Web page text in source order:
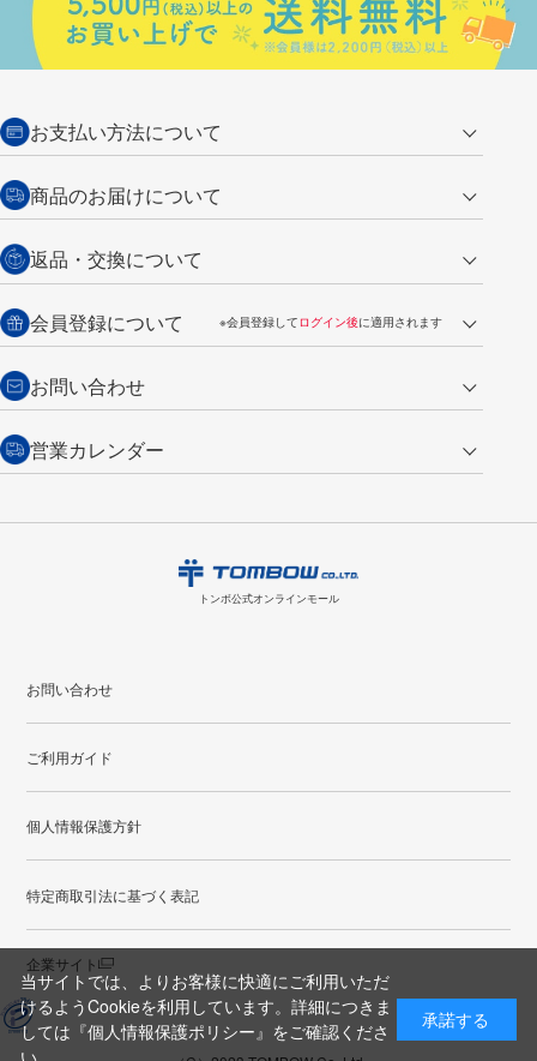
お支払い方法について
クレジットカード
代金引換
銀行振込【前払い】
商品のお届けについて
営業日午前11時までの決済完了の
ご注文は翌営業日の発送
詳しくはご利用ガイドをご覧ください。
返品・交換について
返品の場合
商品到着後7日以内・未使用品に限り返品を承ります。問い合わせフォーム
からご連絡ください。詳しくは
い。
商品到着後7日以内に限り交換を承ります。
からご連絡
会員登録について ※会員登録してログイン後に適用されます
・新規ご入会で
・税込み2,200円以上のお買い上げで
・次回のお買い物に使えるポイントがお買い上げごとに
ント付与されます。
会員登録はこちら
お問い合わせ
トンボ製品・サービスに関する
お問い合わせ
購入・返品に関するお問い合わせ
営業カレンダー
16
17 18 19 20 21
22
23
24
20
21
●配送休日
トンボ公式オンラインモール
お問い合わせ
ご利用ガイド
個人情報保護方針
特定商取引法に基づく表記
企業サイト
当サイトでは、よりお客様に快適にご利用いただ
けるようCookieを利用しています。詳細につきま
しては 『個人情報保護ポリシー』 をご確認くださ
承諾する